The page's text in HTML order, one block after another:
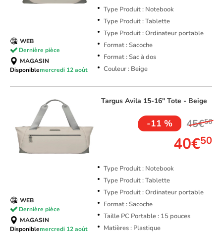
Type Produit : Notebook
Type Produit : Tablette
Type Produit : Ordinateur portable
Format : Sacoche
Format : Sac à dos
Couleur : Beige
WEB
Dernière pièce
MAGASIN
Disponiblemercredi 12 août
Targus Avila 15-16" Tote - Beige
-11 % 45€56
40€50
Type Produit : Notebook
Type Produit : Tablette
Type Produit : Ordinateur portable
Format : Sacoche
Taille PC Portable : 15 pouces
Matières : Plastique
WEB
Dernière pièce
MAGASIN
Disponiblemercredi 12 août